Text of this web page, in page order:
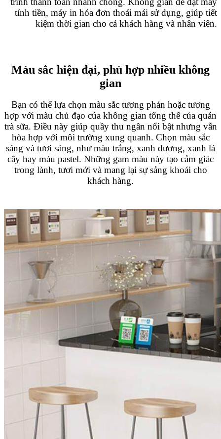
tính tiền, máy in hóa đơn thoái mái sử dụng, giúp tiết
kiệm thời gian cho cả khách hàng và nhân viên.
Màu sắc hiện đại, phù hợp nhiều không
gian
Bạn có thể lựa chọn màu sắc tương phản hoặc tương
hợp với màu chủ đạo của không gian tổng thể của quán
trà sữa. Điều này giúp quầy thu ngân nổi bật nhưng vẫn
hòa hợp với môi trường xung quanh. Chọn màu sắc
sáng và tươi sáng, như màu trắng, xanh dương, xanh lá
cây hay màu pastel. Những gam màu này tạo cảm giác
trong lành, tươi mới và mang lại sự sảng khoái cho
khách hàng.